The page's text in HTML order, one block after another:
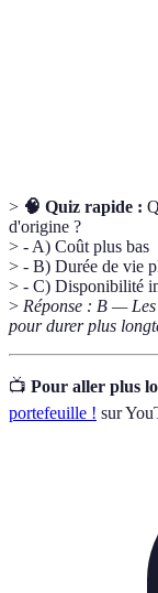
> 🧠 Quiz rapide :
d'origine ?
> - A) Coût plus bas
> - B) Durée de vie
> - C) Disponibilité
> Réponse : B —
pour durer plus
📺 Pour aller plus
portefeuille ! sur